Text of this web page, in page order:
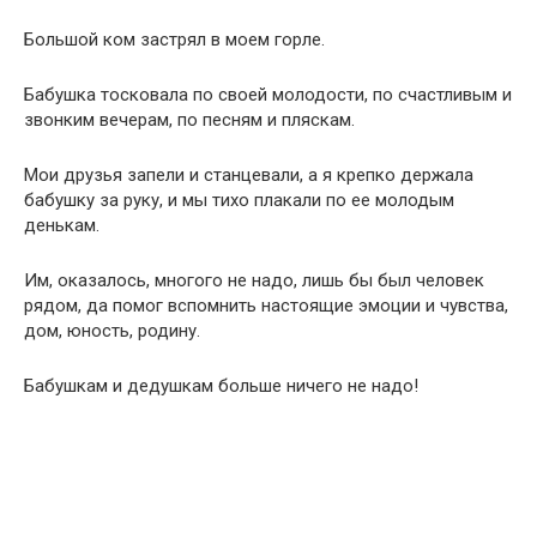
Большой ком застрял в моем горле.
Бабушка тосковала по своей молодости, по счастливым и
звонким вечерам, по песням и пляскам.
Мои друзья запели и станцевали, а я крепко держала
бабушку за руку, и мы тихо плакали по ее молодым
денькам.
Им, оказалось, многого не надо, лишь бы был человек
рядом, да помог вспомнить настоящие эмоции и чувства,
дом, юность, родину.
Бабушкам и дедушкам больше ничего не надо!